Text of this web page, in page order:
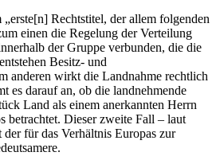
Rechtstitel, der allem folgenden
einen die Regelung der Verteilung
der Gruppe verbunden, die die
Besitz- und
anderen wirkt die Landnahme rechtlich
es darauf an, ob die landnehmende
Land als einem anerkannten Herrn
betrachtet. Dieser zweite Fall – laut
für das Verhältnis Europas zur